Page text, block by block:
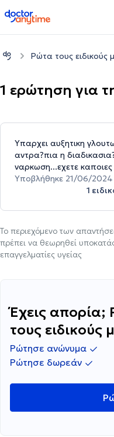
doctoranytime
Ρώτα τους ειδικούς
1 ερώτηση για
Υπαρχει αυξητικη
αντρα?πια η
ναρκωση...εχετε
Υποβλήθηκε 21/06/2024
1
Το περιεχόμενο των
πρέπει να θεωρηθεί
επαγγελματίες υγείας
Έχεις απορία;
τους ειδικούς
Ρώτησε ανώνυμα
Ρώτησε δωρεάν